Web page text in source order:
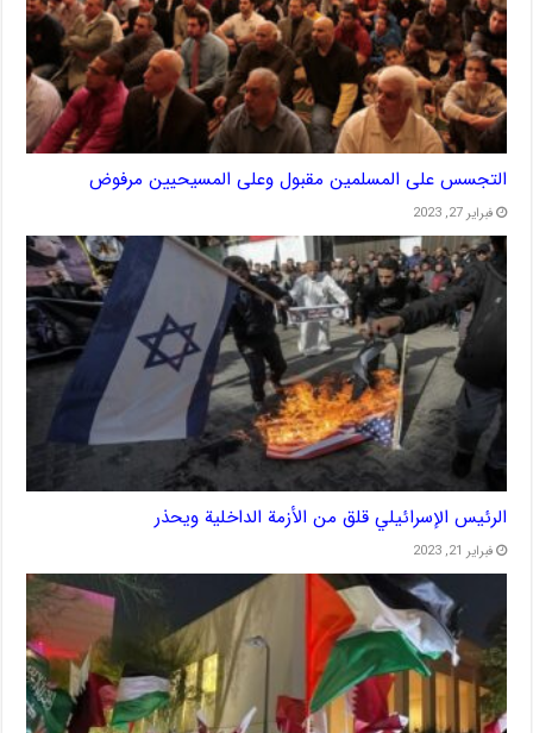
التجسس على المسلمين مقبول وعلى المسيحيين مرفوض
فبراير 27, 2023
الرئيس الإسرائيلي قلق من الأزمة الداخلية ويحذر
فبراير 21, 2023